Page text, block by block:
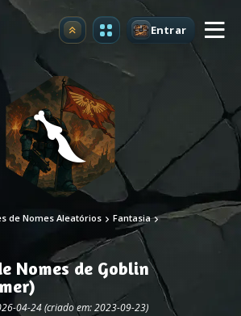
Atualizar Entrar
de Nomes Aleatórios Fantasia
Nomes de Goblin
04-24 (criado em: 2023-09-23)